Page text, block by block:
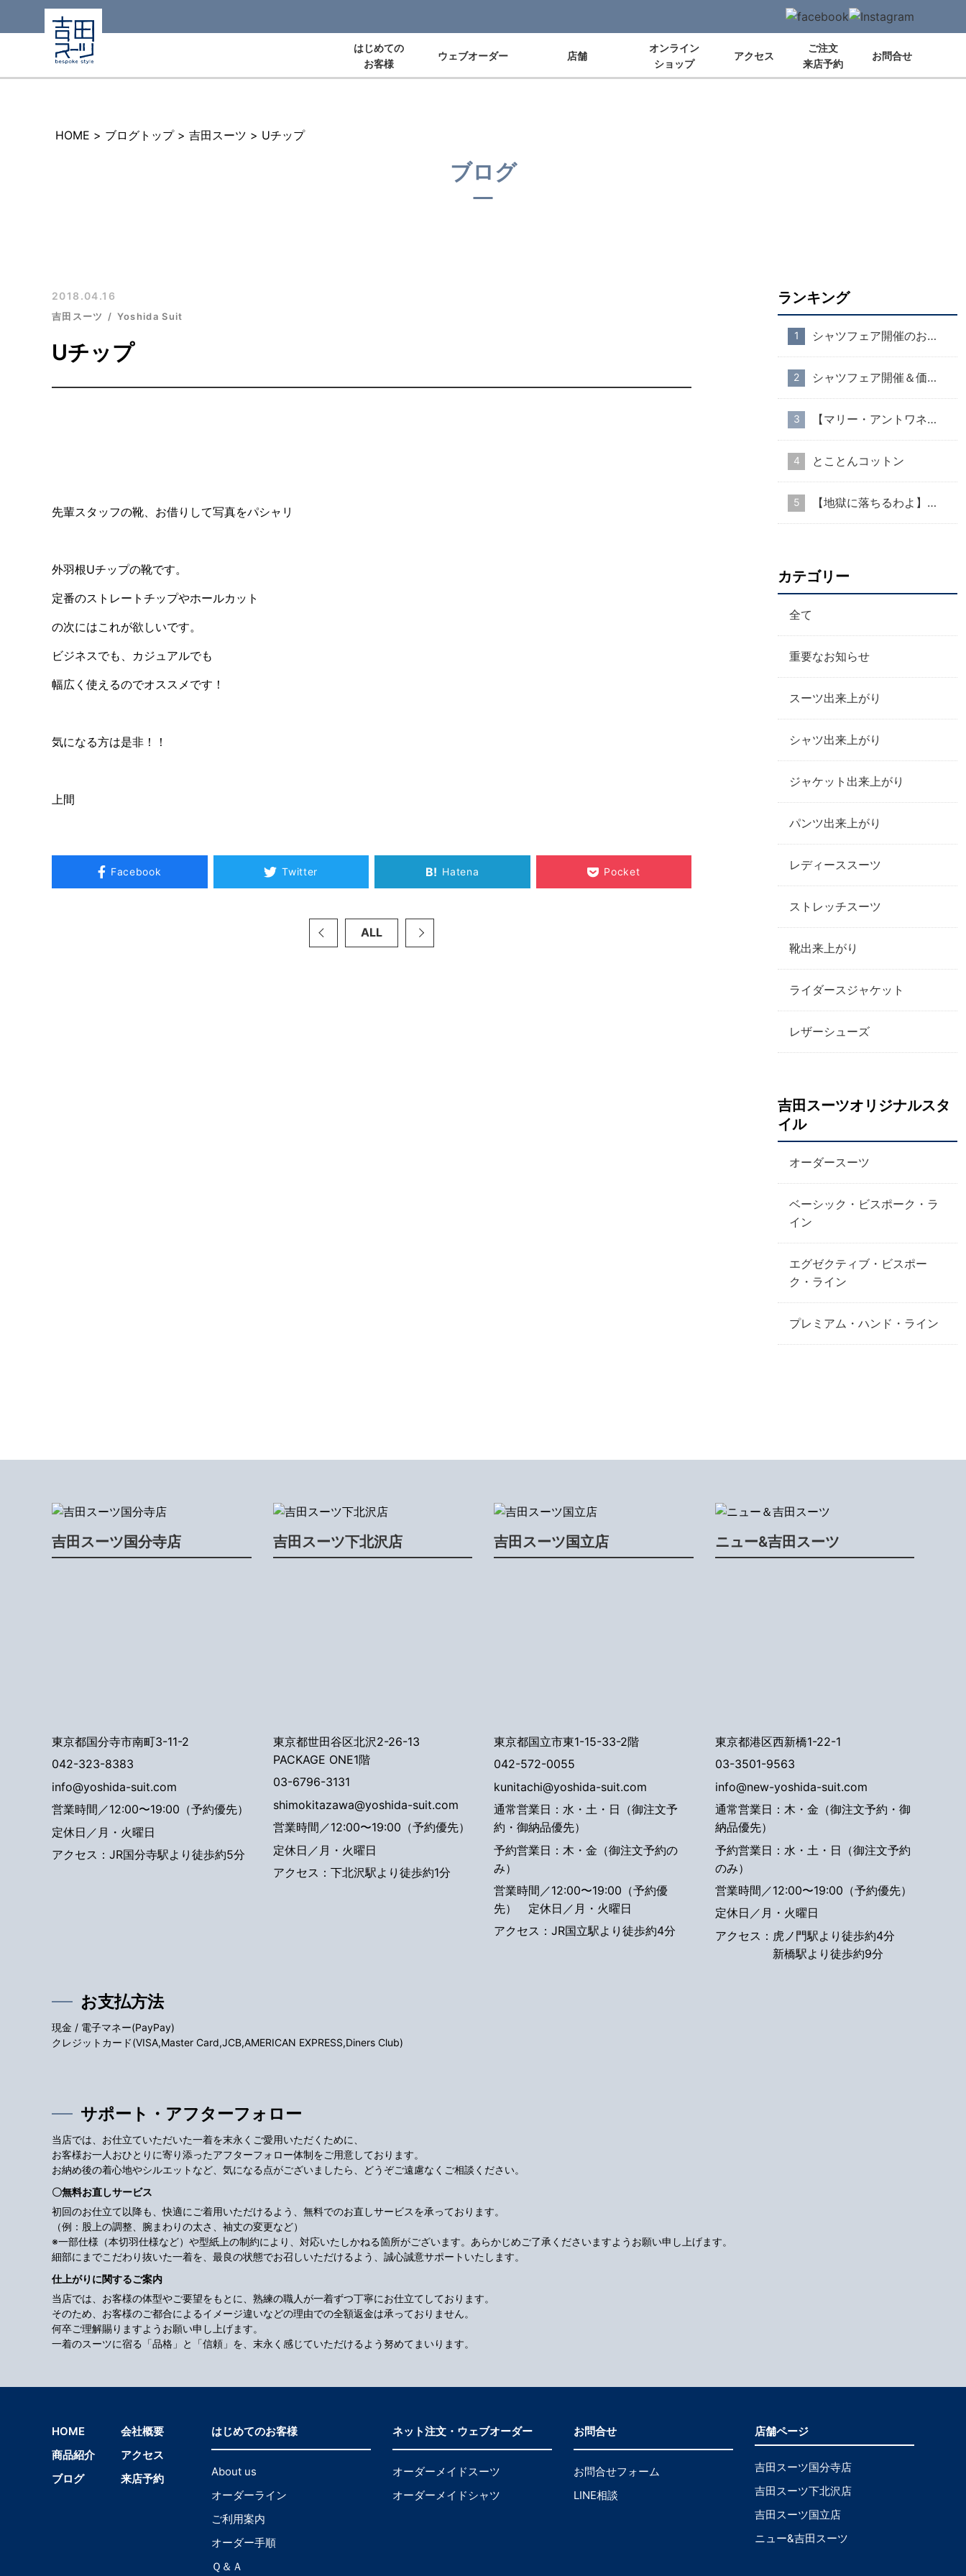
はじめての
お客様
ウェブオーダー 店舗
オンライン
ショップ
アクセス
ご注文
来店予約
お問合せ
HOME > ブログトップ > 吉田スーツ > Uチップ
ブログ
2018.04.16
吉田スーツ Yoshida Suit
Uチップ
先輩スタッフの靴、お借りして写真をパシャリ
外羽根Uチップの靴です。
定番のストレートチップやホールカット
の次にはこれが欲しいです。
ビジネスでも、カジュアルでも
幅広く使えるのでオススメです！
気になる方は是非！！
上間
Facebook Twitter B! Hatena Pocket
ALL
ランキング
シャツフェア開催のお知らせ
シャツフェア開催＆価格改定のお知らせ
【マリー・アントワネット・スタイル】part１
とことんコットン
【地獄に落ちるわよ】衣装協力のお知らせ
カテゴリー
全て
重要なお知らせ
スーツ出来上がり
シャツ出来上がり
ジャケット出来上がり
パンツ出来上がり
レディーススーツ
ストレッチスーツ
靴出来上がり
ライダースジャケット
レザーシューズ
吉田スーツオリジナルスタ
イル
オーダースーツ
ベーシック・ビスポーク・ラ
イン
エグゼクティブ・ビスポー
ク・ライン
プレミアム・ハンド・ライン
吉田スーツ国分寺店
東京都国分寺市南町3-11-2
042-323-8383
info@yoshida-suit.com
営業時間／12:00〜19:00（予約優先）
定休日／月・火曜日
アクセス：JR国分寺駅より徒歩約5分
吉田スーツ下北沢店
東京都世田谷区北沢2-26-13
PACKAGE ONE1階
03-6796-3131
shimokitazawa@yoshida-suit.com
営業時間／12:00〜19:00（予約優先）
定休日／月・火曜日
アクセス：下北沢駅より徒歩約1分
吉田スーツ国立店
東京都国立市東1-15-33-2階
042-572-0055
kunitachi@yoshida-suit.com
通常営業日：水・土・日（御注文予
約・御納品優先）
予約営業日：木・金（御注文予約の
み）
営業時間／12:00〜19:00（予約優
先） 定休日／月・火曜日
アクセス：JR国立駅より徒歩約4分
ニュー&吉田スーツ
東京都港区西新橋1-22-1
03-3501-9563
info@new-yoshida-suit.com
通常営業日：木・金（御注文予約・御
納品優先）
予約営業日：水・土・日（御注文予約
のみ）
営業時間／12:00〜19:00（予約優先）
定休日／月・火曜日
アクセス： 虎ノ門駅より徒歩約4分
新橋駅より徒歩約9分
お支払方法
現金 / 電子マネー(PayPay)
クレジットカード(VISA,Master Card,JCB,AMERICAN EXPRESS,Diners Club)
サポート・アフターフォロー
当店では、お仕立ていただいた一着を末永くご愛用いただくために、
お客様お一人おひとりに寄り添ったアフターフォロー体制をご用意しております。
お納め後の着心地やシルエットなど、気になる点がございましたら、どうぞご遠慮なくご相談ください。
〇無料お直しサービス
初回のお仕立て以降も、快適にご着用いただけるよう、無料でのお直しサービスを承っております。
（例：股上の調整、腕まわりの太さ、袖丈の変更など）
※一部仕様（本切羽仕様など）や型紙上の制約により、対応いたしかねる箇所がございます。あらかじめご了承くださいますようお願い申し上げます。
細部にまでこだわり抜いた一着を、最良の状態でお召しいただけるよう、誠心誠意サポートいたします。
仕上がりに関するご案内
当店では、お客様の体型やご要望をもとに、熟練の職人が一着ずつ丁寧にお仕立てしております。
そのため、お客様のご都合によるイメージ違いなどの理由での全額返金は承っておりません。
何卒ご理解賜りますようお願い申し上げます。
一着のスーツに宿る「品格」と「信頼」を、末永く感じていただけるよう努めてまいります。
HOME
商品紹介
ブログ
会社概要
アクセス
来店予約
はじめてのお客様
About us
オーダーライン
ご利用案内
オーダー手順
Ｑ＆Ａ
ネット注文・ウェブオーダー
オーダーメイドスーツ
オーダーメイドシャツ
お問合せ
お問合せフォーム
LINE相談
店舗ページ
吉田スーツ国分寺店
吉田スーツ下北沢店
吉田スーツ国立店
ニュー&吉田スーツ